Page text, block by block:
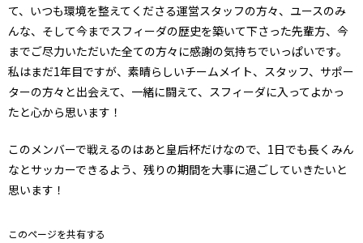
て、いつも環境を整えてくださる運営スタッフの方々、ユースのみ
んな、そして今までスフィーダの歴史を築いて下さった先輩方、今
までご尽力いただいた全ての方々に感謝の気持ちでいっぱいです。
私はまだ1年目ですが、素晴らしいチームメイト、スタッフ、サポー
ターの方々と出会えて、一緒に闘えて、スフィーダに入ってよかっ
たと心から思います！
このメンバーで戦えるのはあと皇后杯だけなので、1日でも長くみん
なとサッカーできるよう、残りの期間を大事に過ごしていきたいと
思います！
このページを共有する